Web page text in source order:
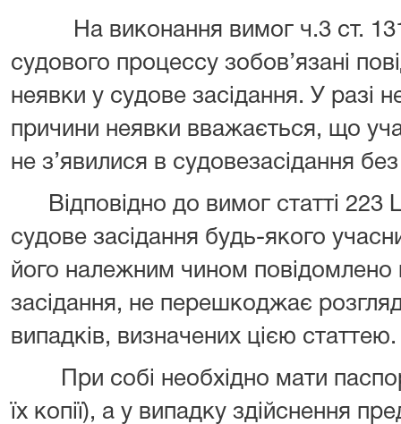
На виконання вимог ч.3 ст.
судового процессу зобов’язані
неявки у судове засідання. У разі
причини неявки вважається, що
не з’явилися в судовезасідання
Відповідно до вимог статті 223
судове засідання будь-якого
його належним чином повідомлено
засідання, не перешкоджає
випадків, визначених цією статтею.
При собі необхідно мати
їх копії), а у випадку здійснення